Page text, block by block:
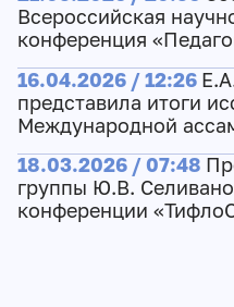
Всероссийская
конференция
16.04.2026 / 12:26
представила итоги
Международной
18.03.2026 / 07:48
группы Ю.В.
конференции